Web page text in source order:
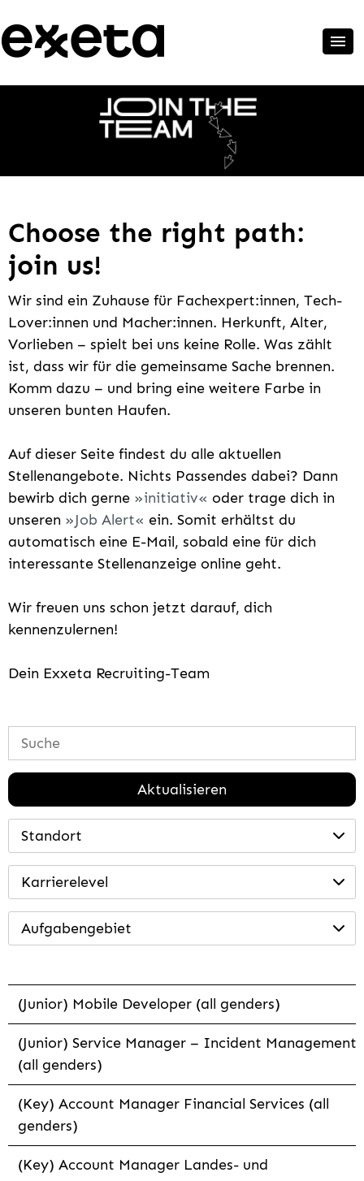
Choose the right path:
join us!
Wir sind ein Zuhause für Fachexpert:innen, Tech-
Lover:innen und Macher:innen. Herkunft, Alter,
Vorlieben – spielt bei uns keine Rolle. Was zählt
ist, dass wir für die gemeinsame Sache brennen.
Komm dazu – und bring eine weitere Farbe in
unseren bunten Haufen.
Auf dieser Seite findest du alle aktuellen
Stellenangebote. Nichts Passendes dabei? Dann
bewirb dich gerne
initiativ
oder trage dich in
unseren
Job Alert
ein. Somit erhältst du
automatisch eine E-Mail, sobald eine für dich
interessante Stellenanzeige online geht.
Wir freuen uns schon jetzt darauf, dich
kennenzulernen!
Dein Exxeta Recruiting-Team
Aktualisieren
Standort
Karrierelevel
Aufgabengebiet
(Junior) Mobile Developer (all genders)
(Junior) Service Manager – Incident Management
(all genders)
(Key) Account Manager Financial Services (all
genders)
(Key) Account Manager Landes- und